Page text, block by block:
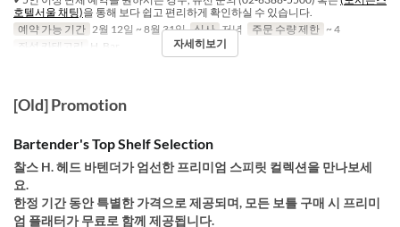
호텔서울 채팅)을 통해 보다 쉽고 편리하게 확인하실 수 있습니다.
예약 가능 기간 2월 12일 ~ 8월 31일 식사 저녁 주문 수량 제한 ~ 4
좌석 카테고리
H. Bar 자세히보기
[Old] Promotion
Bartender's Top Shelf Selection
찰스 H. 헤드 바텐더가 엄선한 프리미엄 스피릿 컬렉션을 만나보세
요.
한정 기간 동안 특별한 가격으로 제공되며, 모든 보틀 구매 시 프리미
엄 플래터가 무료로 함께 제공됩니다.